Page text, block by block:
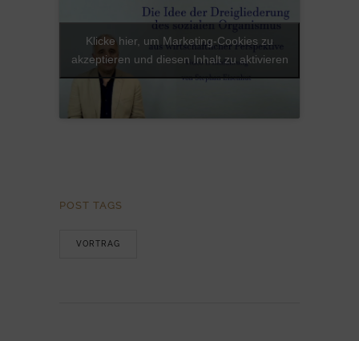
Klicke hier, um Marketing-Cookies zu
akzeptieren und diesen Inhalt zu aktivieren
POST TAGS
VORTRAG